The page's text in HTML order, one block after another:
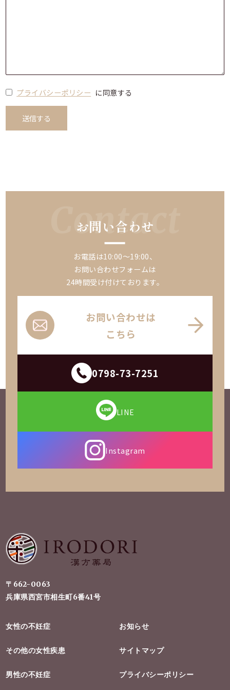
プライバシーポリシー に同意する
Contact
お問い合わせ
お電話は10:00～19:00、
お問い合わせフォームは
24時間受け付けております。
お問い合わせは
こちら
0798-73-7251
LINE
Instagram
〒662-0063
兵庫県西宮市相生町6番41号
女性の不妊症
その他の女性疾患
男性の不妊症
お知らせ
サイトマップ
プライバシーポリシー